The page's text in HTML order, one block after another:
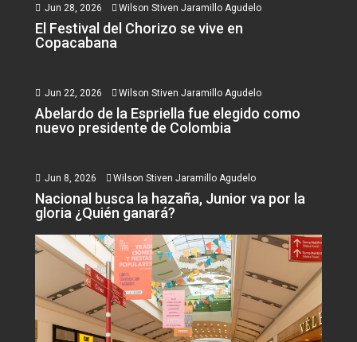
Jun 28, 2026 Wilson Stiven Jaramillo Agudelo
El Festival del Chorizo se vive en
Copacabana
Jun 22, 2026 Wilson Stiven Jaramillo Agudelo
Abelardo de la Espriella fue elegido como
nuevo presidente de Colombia
Jun 8, 2026 Wilson Stiven Jaramillo Agudelo
Nacional busca la hazaña, Junior va por la
gloria ¿Quién ganará?